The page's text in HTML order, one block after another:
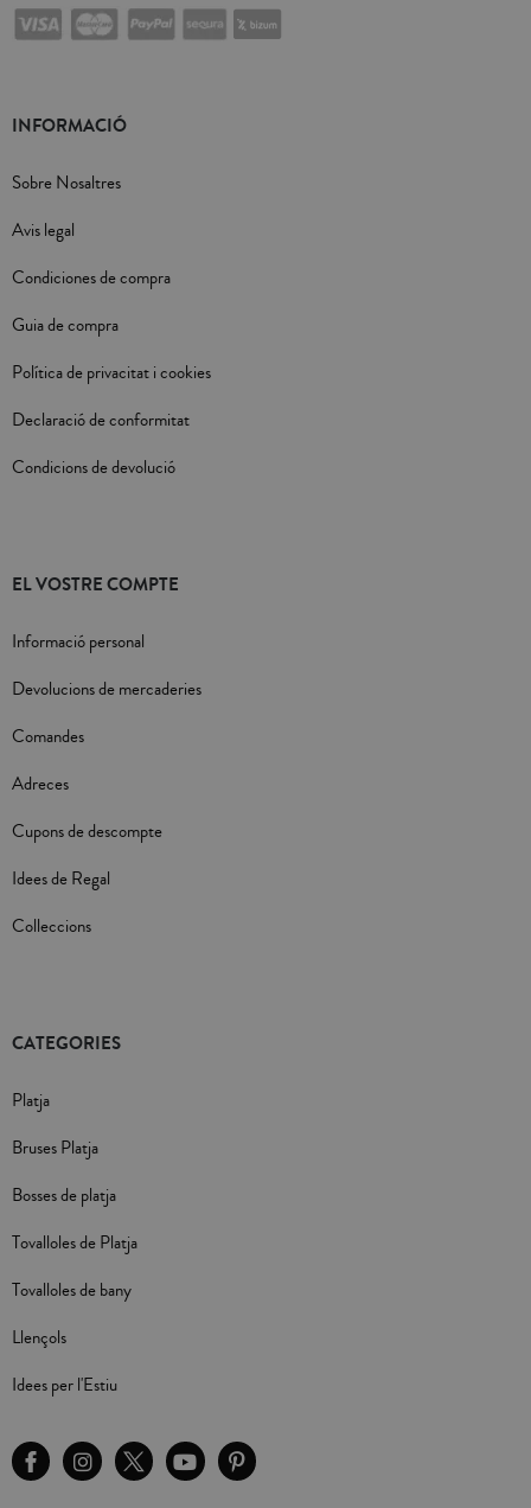
INFORMACIÓ
Sobre Nosaltres
Avis legal
Condiciones de compra
Guia de compra
Política de privacitat i cookies
Declaració de conformitat
Condicions de devolució
EL VOSTRE COMPTE
Informació personal
Devolucions de mercaderies
Comandes
Adreces
Cupons de descompte
Idees de Regal
Colleccions
CATEGORIES
Platja
Bruses Platja
Bosses de platja
Tovalloles de Platja
Tovalloles de bany
Llençols
Idees per l'Estiu